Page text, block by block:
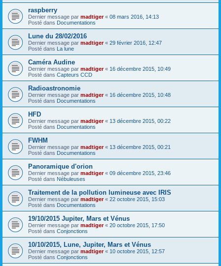
raspberry
Dernier message par madtiger« 08 mars 2016, 14:13
Posté dans Documentations
Lune du 28/02/2016
Dernier message par madtiger« 29 février 2016, 12:47
Posté dans La lune
Caméra Audine
Dernier message par madtiger« 16 décembre 2015, 10:49
Posté dans Capteurs CCD
Radioastronomie
Dernier message par madtiger« 16 décembre 2015, 10:48
Posté dans Documentations
HFD
Dernier message par madtiger« 13 décembre 2015, 00:22
Posté dans Documentations
FWHM
Dernier message par madtiger« 13 décembre 2015, 00:21
Posté dans Documentations
Panoramique d'orion
Dernier message par madtiger« 09 décembre 2015, 23:46
Posté dans Nébuleuses
Traitement de la pollution lumineuse avec IRIS
Dernier message par madtiger« 22 octobre 2015, 15:03
Posté dans Documentations
19/10/2015 Jupiter, Mars et Vénus
Dernier message par madtiger« 20 octobre 2015, 17:50
Posté dans Conjonctions
10/10/2015, Lune, Jupiter, Mars et Vénus
Dernier message par madtiger« 10 octobre 2015, 12:57
Posté dans Conjonctions